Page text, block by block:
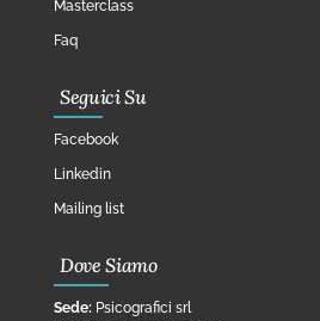
Masterclass
Faq
Seguici Su
Facebook
Linkedin
Mailing list
Dove Siamo
Sede: Psicografici srl